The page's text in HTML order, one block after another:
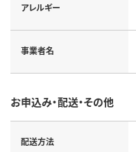
アレルギー
事業者名
お申込み・配送・その他
配送方法